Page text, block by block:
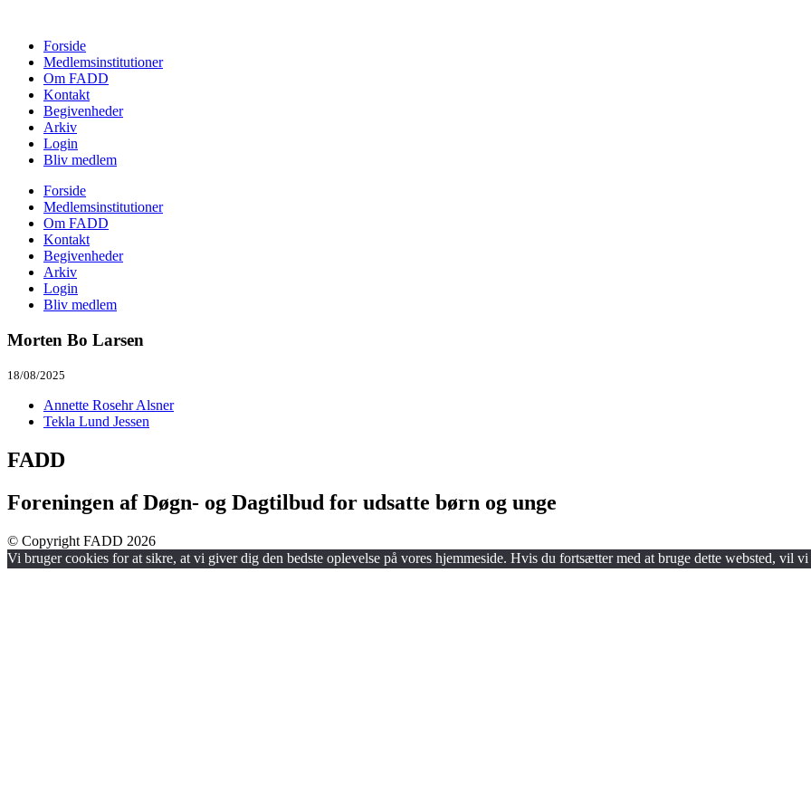
Forside
Medlemsinstitutioner
Om FADD
Kontakt
Begivenheder
Arkiv
Login
Bliv medlem
Forside
Medlemsinstitutioner
Om FADD
Kontakt
Begivenheder
Arkiv
Login
Bliv medlem
Morten Bo Larsen
18/08/2025
Annette Rosehr Alsner
Tekla Lund Jessen
FADD
Foreningen af Døgn- og Dagtilbud for udsatte børn og unge
© Copyright FADD 2026
Vi bruger cookies for at sikre, at vi giver dig den bedste oplevelse på vores hjemmeside. Hvis du fortsætter med at bruge dette websted, vil vi